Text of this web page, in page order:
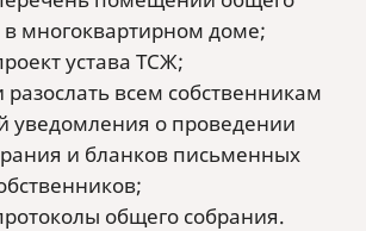
многоквартирном доме;
устава ТСЖ;
разослать всем собственникам
уведомления о проведении
и бланков письменных
общего собрания.